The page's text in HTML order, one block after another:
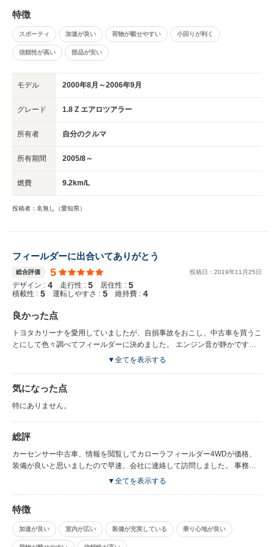
特徴
スポーティ 加速が良い 荷物が載せやすい 小回りが利く
信頼性が高い 部品が安い
モデル 2000年8月～2006年9月
グレード 1.8 Z エアロツアラー
所有者 自分のクルマ
所有期間 2005/8～
燃費 9.2km/L
投稿者：名無し（愛知県）
フィールダーに出合いてありがとう
総合評価 5 投稿日： 2019年11 月25日
デザイン : 4 走行性 : 5 居住性 : 5
積載性 : 5 運転しやすさ : 5 維持費 : 4
良かった点
トヨタカリーナを愛用していましたが、自損事故をおこし、中古車を買うこ
とにして色々調べてフィールダーに決めました。 エンジン音が静かです。
内装も良いです。 外回りも良いです。
▼全てを表示する
気になった点
特にありません。
総評
カーセンサー中古車、情報を閲覧してカローラフィールダー4WDが価格、
装備が良いと思いましたので早速、会社に連絡して訪問しました。 事務
所、整備工場を観て整理、整頓が出来ていて本当に綺麗で素晴らしい会社だ
を下げて挨拶していました。 とても印象的でした。 カーセンサー様 トラス
ト新潟様 ありがとう御座いました����
▼全てを表示する
特徴
加速が良い 室内が広い 装備が充実している 乗り心地が良い